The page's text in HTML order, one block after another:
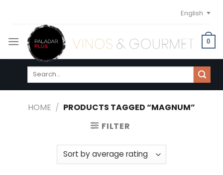
content
English
0
Search
HOME / PRODUCTS TAGGED “MAGNUM”
FILTER